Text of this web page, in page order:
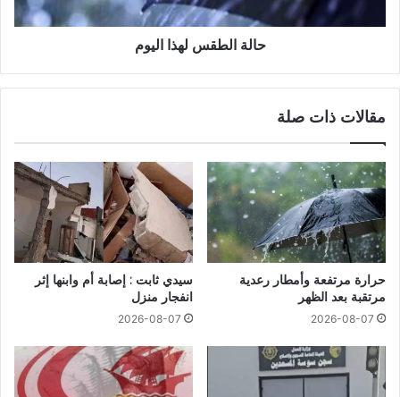
حالة الطقس لهذا اليوم
مقالات ذات صلة
حرارة مرتفعة وأمطار رعدية
مرتقبة بعد الظهر
2026-08-07
سيدي ثابت : إصابة أم وابنها إثر
انفجار منزل
2026-08-07